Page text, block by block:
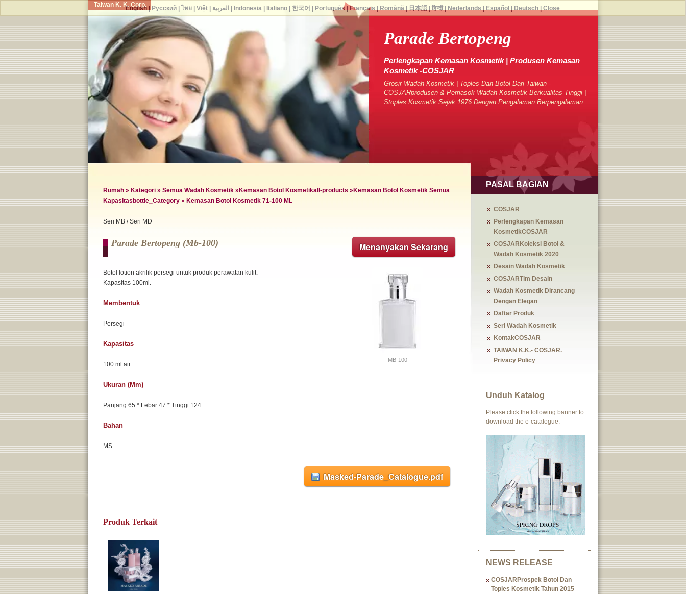
Taiwan K. K. Corp.
Parade Bertopeng
Perlengkapan Kemasan Kosmetik | Produsen Kemasan
Kosmetik -COSJAR
Grosir Wadah Kosmetik | Toples Dan Botol Dari Taiwan -
COSJARprodusen & Pemasok Wadah Kosmetik Berkualitas Tinggi |
Stoples Kosmetik Sejak 1976 Dengan Pengalaman Berpengalaman.
Rumah » Kategori » Semua Wadah Kosmetik » Kemasan Botol Kosmetikall-products » Kemasan Botol Kosmetik Semua
Kapasitas bottle_Category » Kemasan Botol Kosmetik 71-100 ML
Seri MB / Seri MD
Menanyakan Sekarang
Parade Bertopeng (mb-100)
MB-100
Botol lotion akrilik persegi untuk produk perawatan kulit.
Kapasitas 100ml.
Membentuk
Persegi
Kapasitas
100 ml air
Ukuran (mm)
Panjang 65 * Lebar 47 * Tinggi 124
Bahan
MS
Masked-Parade_Catalogue.pdf
Produk Terkait
PASAL BAGIAN
COSJAR
Perlengkapan Kemasan
KosmetikCOSJAR
COSJARKoleksi Botol &
Wadah Kosmetik 2020
Desain Wadah Kosmetik
COSJARTim Desain
Wadah Kosmetik Dirancang
Dengan Elegan
Daftar Produk
Seri Wadah Kosmetik
KontakCOSJAR
TAIWAN K.K.- COSJAR.
Privacy Policy
Unduh Katalog
Please click the following banner to
download the e-catalogue.
NEWS RELEASE
COSJARProspek Botol Dan
Toples Kosmetik Tahun 2015
English| Русский| ไทย| Việt| العربية Indonesia| Italiano| 한국어 Português Français Română| 日本語| हिन्दी| Nederlands Español Deutsch| Close